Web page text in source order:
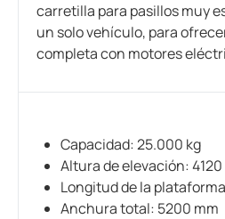
carretilla para pasillos muy
un solo vehículo, para
completa con motores
Capacidad: 25.000 kg
Altura de elevación:
Longitud de la
Anchura total: 5200 mm